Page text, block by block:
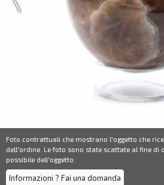
Foto contrattuali che mostrano l'oggetto che
dell'ordine. Le foto sono state scattate al fine di
possibile dell'oggetto.
Informazioni ? Fai una domanda